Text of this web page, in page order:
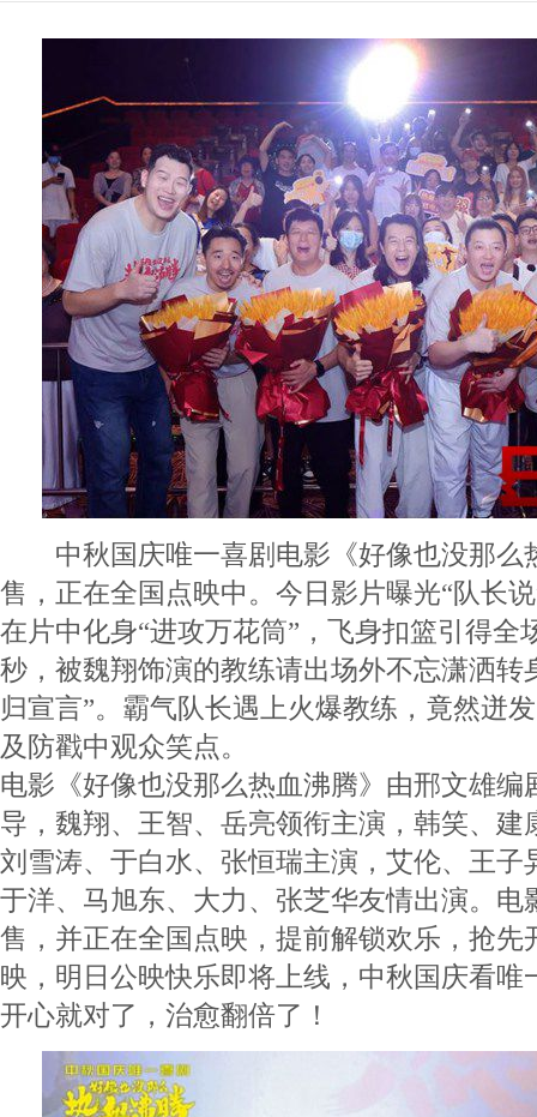
中秋国庆唯一喜剧电影《好像也没那么
售，正在全国点映中。今日影片曝光“队长
在片中化身“进攻万花筒”，飞身扣篮引得全
秒，被魏翔饰演的教练请出场外不忘潇洒转
归宣言”。霸气队长遇上火爆教练，竟然迸
及防戳中观众笑点。
电影《好像也没那么热血沸腾》由邢文雄编
导，魏翔、王智、岳亮领衔主演，韩笑、建
刘雪涛、于白水、张恒瑞主演，艾伦、王子
于洋、马旭东、大力、张芝华友情出演。电
售，并正在全国点映，提前解锁欢乐，抢先
映，明日公映快乐即将上线，中秋国庆看唯
开心就对了，治愈翻倍了！